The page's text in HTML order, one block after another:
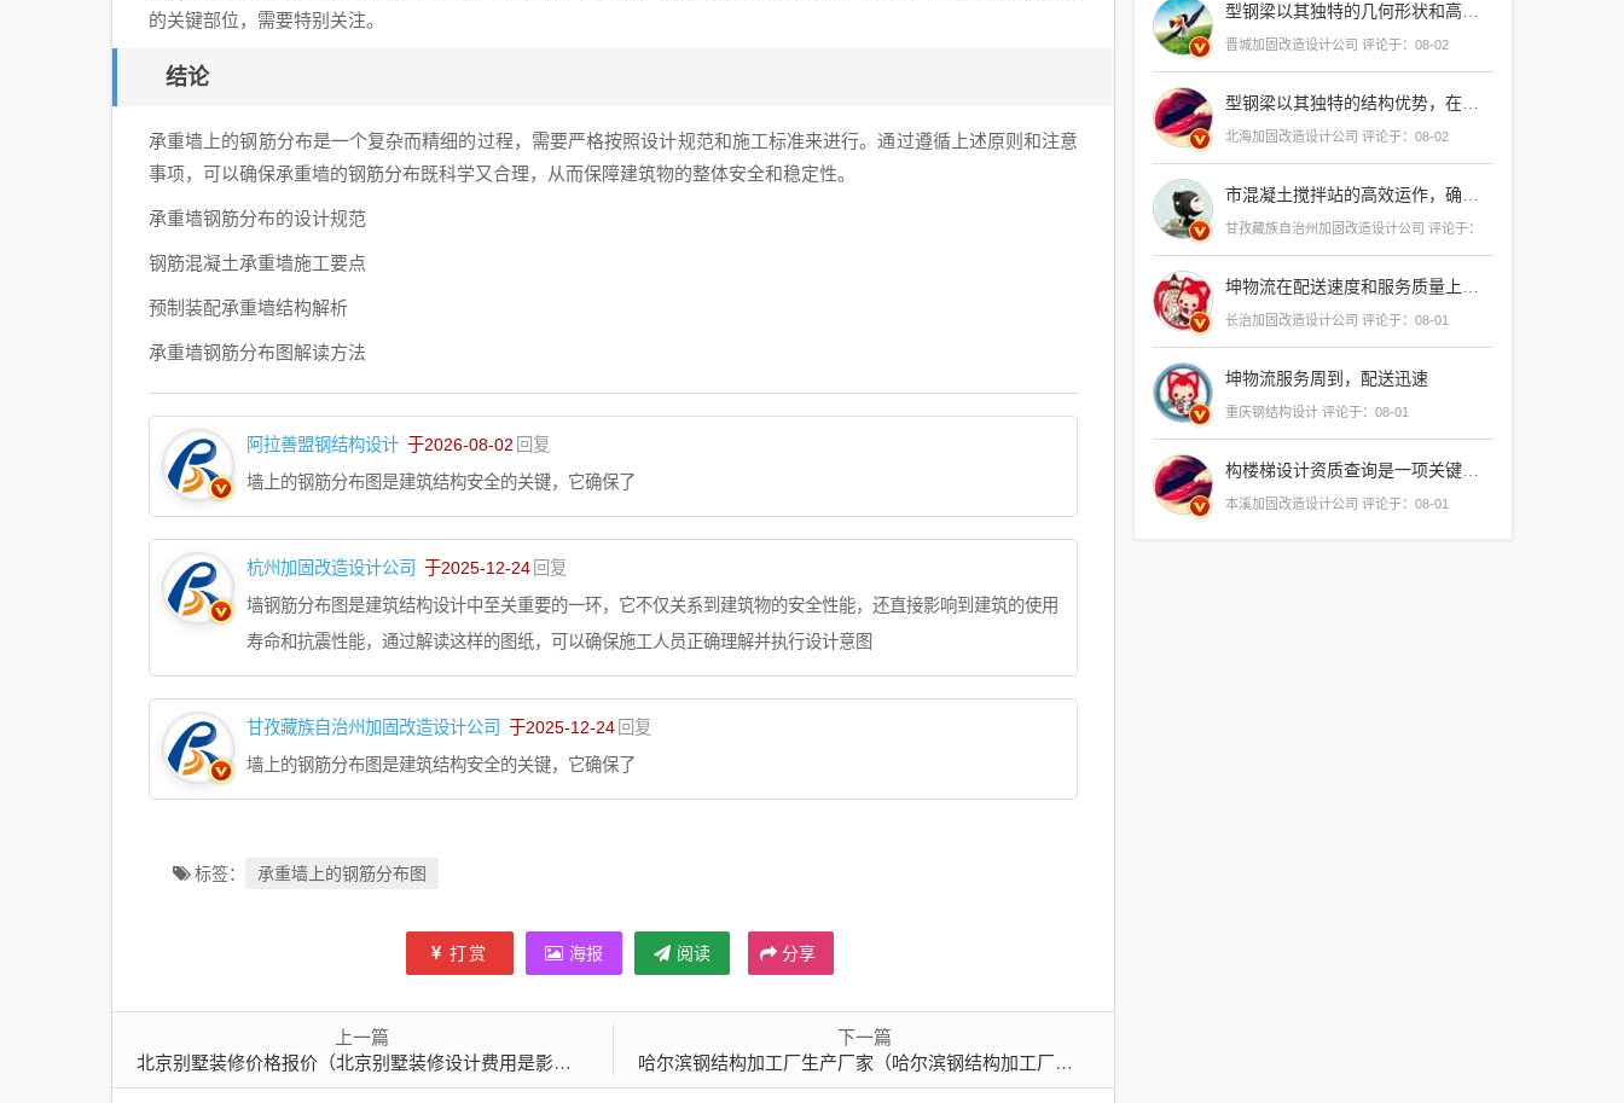
的关键部位，需要特别关注。
结论
承重墙上的钢筋分布是一个复杂而精细的过程，需要严格按照设计规范和施工标准来进行。通过遵循上述原则和注意
事项，可以确保承重墙的钢筋分布既科学又合理，从而保障建筑物的整体安全和稳定性。
承重墙钢筋分布的设计规范
钢筋混凝土承重墙施工要点
预制装配承重墙结构解析
承重墙钢筋分布图解读方法
阿拉善盟钢结构设计 于2026-08-02 回复
墙上的钢筋分布图是建筑结构安全的关键，它确保了
杭州加固改造设计公司 于2025-12-24 回复
墙钢筋分布图是建筑结构设计中至关重要的一环，它不仅关系到建筑物的安全性能，还直接影响到建筑的使用
寿命和抗震性能，通过解读这样的图纸，可以确保施工人员正确理解并执行设计意图
甘孜藏族自治州加固改造设计公司 于2025-12-24 回复
墙上的钢筋分布图是建筑结构安全的关键，它确保了
标签： 承重墙上的钢筋分布图
打赏 海报 阅读 分享
上一篇
北京别墅装修价格报价（北京别墅装修设计费用是影响别墅装修成本的重要因素）
下一篇
哈尔滨钢结构加工厂生产厂家（哈尔滨钢结构加工厂家哪里多）
型钢梁以其独特的几何形状和高强度承载能力，在支护工程中展现出无可比拟的优势，它不仅能够有效分散压力，还能提供更为均匀的支撑，显著提高结构的稳定性和安全性，与其他支护方式相比，π型钢梁无疑是现代建筑与工程领域中的
晋城加固改造设计公司 评论于：08-02
型钢梁以其独特的结构优势，在支护工程中展现出卓越的性能和成本效益，是传统支护方式的理想
北海加固改造设计公司 评论于：08-02
甘孜藏族自治州加固改造设计公司 评论于：
08-01
长治加固改造设计公司 评论于：08-01
坤物流服务周到，配送迅速
重庆钢结构设计 评论于：08-01
构楼梯设计资质查询是一项关键任务，确保了施工安全和质量标准，通过官方渠道或专业机构进行资质验证，可以有效避免违规操作，保障工程顺利进行
本溪加固改造设计公司 评论于：08-01